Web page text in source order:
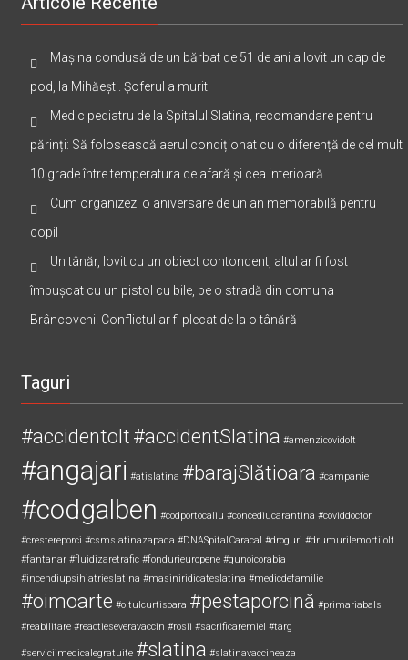
Mașina condusă de un bărbat de 51 de ani a lovit un cap de
pod, la Mihăești. Șoferul a murit
Medic pediatru de la Spitalul Slatina, recomandare pentru
părinți: Să folosească aerul condiționat cu o diferență de cel mult
10 grade între temperatura de afară și cea interioară
Cum organizezi o aniversare de un an memorabilă pentru
copil
Un tânăr, lovit cu un obiect contondent, altul ar fi fost
împușcat cu un pistol cu bile, pe o stradă din comuna
Brâncoveni. Conflictul ar fi plecat de la o tânără
Taguri
#accidentolt #accidentSlatina #amenzicovidolt
#angajari #atislatina #barajSlătioara #campanie
#codgalben #codportocaliu #concediucarantina #coviddoctor
#crestereporci #csmslatinazapada #DNASpitalCaracal #droguri #drumurilemortiiolt
#fantanar #fluidizaretrafic #fondurieuropene #gunoicorabia
#incendiupsihiatrieslatina #masiniridicateslatina #medicdefamilie
#oimoarte #oltulcurtisoara #pestaporcină #primariabals
#reabilitare #reactieseveravaccin #rosii #sacrificaremiel #targ
#serviciimedicalegratuite #slatina #slatinavaccineaza